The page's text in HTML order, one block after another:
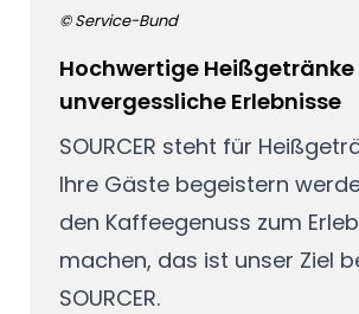
© Service-Bund
Hochwertige
unvergessliche Erlebnisse
SOURCER steht für
Ihre Gäste begeistern
den Kaffeegenuss zum
machen, das ist unser Ziel
SOURCER.